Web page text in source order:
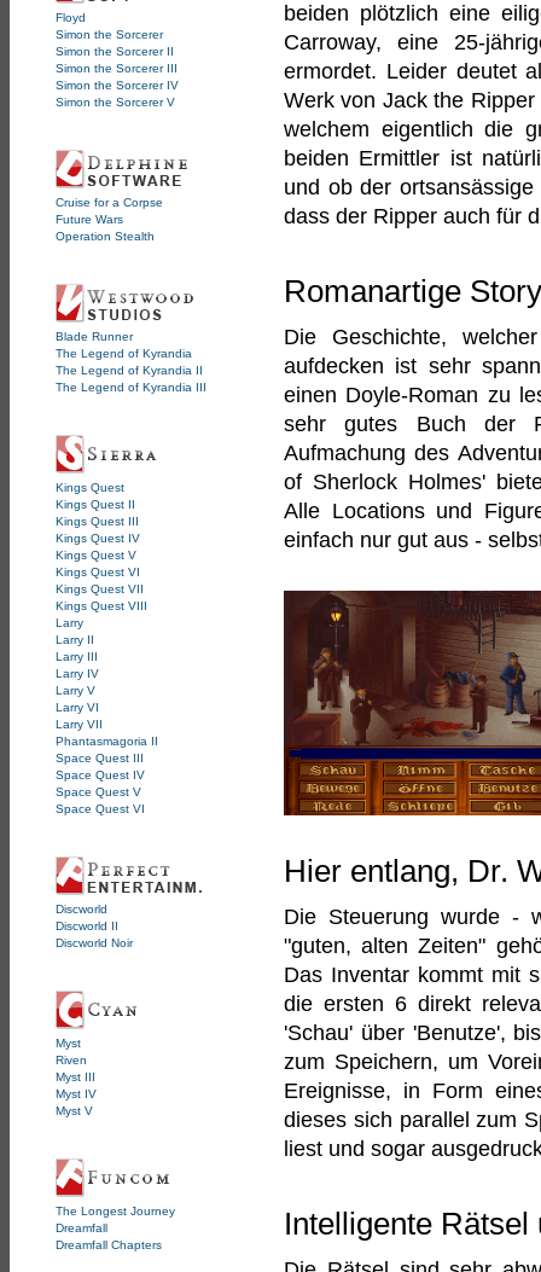
Floyd
Simon the Sorcerer
Simon the Sorcerer II
Simon the Sorcerer III
Simon the Sorcerer IV
Simon the Sorcerer V
Cruise for a Corpse
Future Wars
Operation Stealth
Blade Runner
The Legend of Kyrandia
The Legend of Kyrandia II
The Legend of Kyrandia III
Kings Quest
Kings Quest II
Kings Quest III
Kings Quest IV
Kings Quest V
Kings Quest VI
Kings Quest VII
Kings Quest VIII
Larry
Larry II
Larry III
Larry IV
Larry V
Larry VI
Larry VII
Phantasmagoria II
Space Quest III
Space Quest IV
Space Quest V
Space Quest VI
Discworld
Discworld II
Discworld Noir
Myst
Riven
Myst III
Myst IV
Myst V
The Longest Journey
Dreamfall
Dreamfall Chapters
beiden plötzlich eine
Carroway, eine 25-
ermordet. Leider deutet
Werk von Jack the
welchem eigentlich die
beiden Ermittler ist
und ob der
dass der Ripper auch für
Romanartige
Die Geschichte,
aufdecken ist sehr
einen Doyle-Roman zu
sehr gutes Buch der
Aufmachung des
of Sherlock Holmes'
Alle Locations und
einfach nur gut aus -
Hier entlang, Dr.
Die Steuerung wurde -
"guten, alten Zeiten"
Das Inventar kommt mit
die ersten 6 direkt
'Schau' über 'Benutze',
zum Speichern, um
Ereignisse, in Form
dieses sich parallel zum
liest und sogar
Intelligente Rätsel